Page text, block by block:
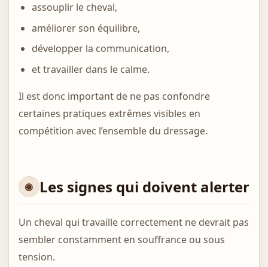
assouplir le cheval,
améliorer son équilibre,
développer la communication,
et travailler dans le calme.
Il est donc important de ne pas confondre
certaines pratiques extrêmes visibles en
compétition avec l’ensemble du dressage.
Les signes qui doivent alerter
Un cheval qui travaille correctement ne devrait pas
sembler constamment en souffrance ou sous
tension.